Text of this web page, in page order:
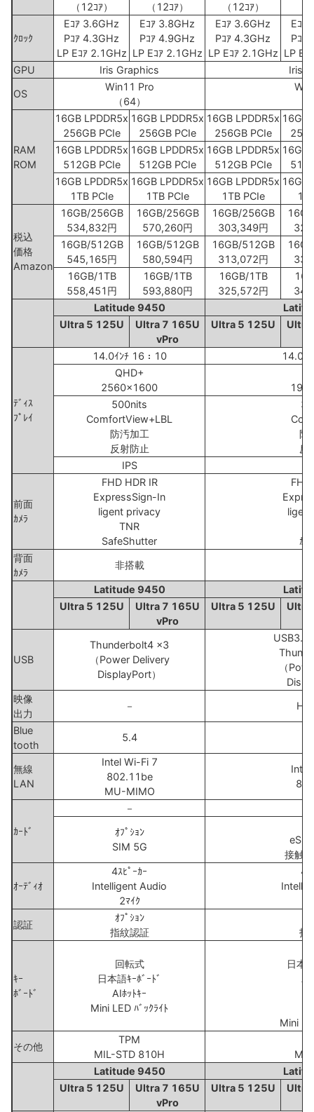
（12ｺｱ）
（12ｺｱ）
（12ｺｱ）
ｸﾛｯｸ
Eｺｱ 3.6GHz
Pｺｱ 4.3GHz
LP Eｺｱ 2.1GHz
Eｺｱ 3.8GHz
Pｺｱ 4.9GHz
LP Eｺｱ 2.1GHz
Eｺｱ 3.6GHz
Pｺｱ 4.3GHz
LP Eｺｱ 2.1GHz
Eｺｱ
Pｺｱ
LP Eｺ
GPU
Iris Graphics
Iris
OS
Win11 Pro
（64）
RAM
ROM
16GB LPDDR5x
256GB PCIe
16GB LPDDR5x
256GB PCIe
16GB LPDDR5x
256GB PCIe
16GB
16GB LPDDR5x
512GB PCIe
16GB LPDDR5x
512GB PCIe
16GB LPDDR5x
512GB PCIe
16GB
16GB LPDDR5x
1TB PCIe
16GB LPDDR5x
1TB PCIe
16GB LPDDR5x
1TB PCIe
16GB
税込
価格
Amazon
16GB/256GB
534,832円
16GB/256GB
570,260円
16GB/256GB
303,349円
16GB/512GB
545,165円
16GB/512GB
580,594円
16GB/512GB
313,072円
16GB/1TB
558,451円
16GB/1TB
593,880円
16GB/1TB
325,572円
Latitude 9450
Ultra 5 125U
Ultra 7 165U
vPro
Ultra 5 125U Ultra
ﾃﾞｨｽ
ﾌﾟﾚｲ
14.0ｲﾝﾁ 16：10
14.0ｲ
QHD+
2560x1600
500nits
ComfortView+LBL
防汚加工
反射防止
防
反
IPS
前面
ｶﾒﾗ
FHD HDR IR
ExpressSign-In
ligent privacy
TNR
SafeShutter
FHD
ｶﾒ
背面
ｶﾒﾗ
非搭載
Latitude 9450
Ultra 5 125U
Ultra 7 165U
vPro
Ultra 5 125U Ultra
USB
Thunderbolt4 x3
（Power Delivery
DisplayPort）
（
映像
出力
－
Blue
tooth
5.4
無線
LAN
Intel Wi-Fi 7
802.11be
MU-MIMO
Intel
ｶｰﾄﾞ
－
ｵﾌﾟｼｮﾝ
SIM 5G
接触
ｵｰﾃﾞｨｵ
4ｽﾋﾟｰｶｰ
Intelligent Audio
2ﾏｲｸ
4ｽ
認証
ｵﾌﾟｼｮﾝ
指紋認証
指
ｷｰ
ﾎﾞｰﾄﾞ
回転式
日本語ｷｰﾎﾞｰﾄﾞ
AIﾎｯﾄｷｰ
Mini LED ﾊﾞｯｸﾗｲﾄ
日本
Mini
その他
TPM
MIL-STD 810H
Latitude 9450
Ultra 5 125U
Ultra 7 165U
vPro
Ultra 5 125U Ultra